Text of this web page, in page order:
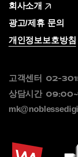
회사소개
광고/제휴 문의
개인정보보호방침
고객센터 02-
상담시간